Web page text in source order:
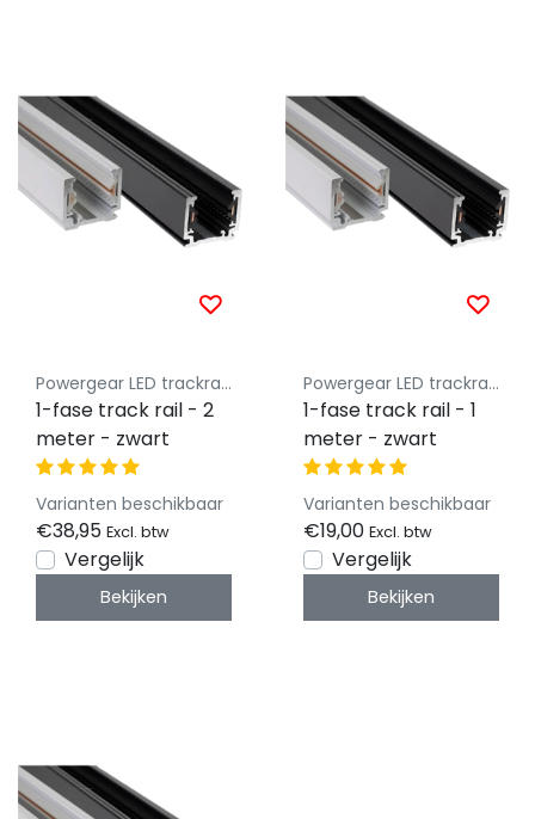
Powergear LED trackrail 1 fase
1-fase track rail - 2
meter - zwart
Varianten beschikbaar
€38,95 Excl. btw
Vergelijk
Bekijken
Powergear LED trackrail 1 fase
1-fase track rail - 1
meter - zwart
Varianten beschikbaar
€19,00 Excl. btw
Vergelijk
Bekijken